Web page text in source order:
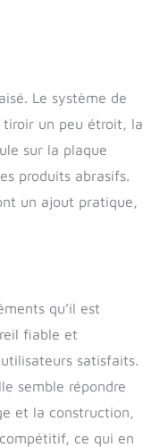
Le système de
tiroir un peu étroit, la
sur la plaque
produits abrasifs.
un ajout pratique,
qu’il est
fiable et
satisfaits.
semble répondre
et la construction,
ce qui en